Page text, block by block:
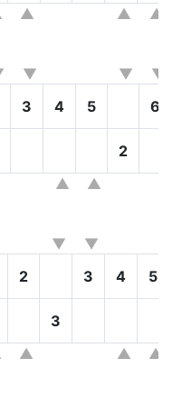
3 4 5 6
2
2 3 4 5
3